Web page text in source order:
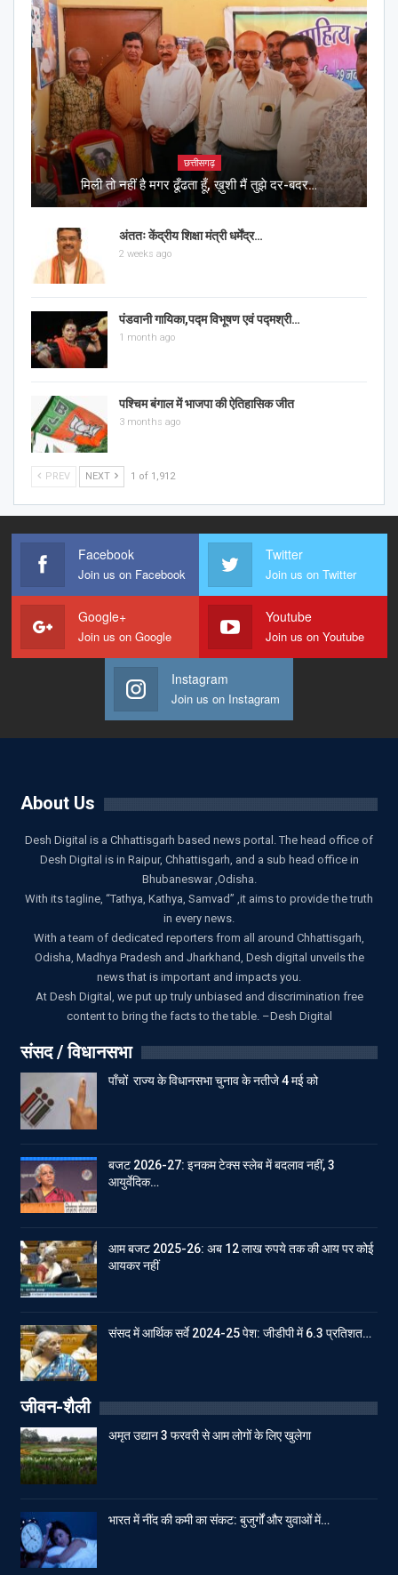
छत्तीसगढ़
मिली तो नहीं है मगर ढूँढता हूँ, ख़ुशी मैं तुझे दर-बदर…
अंततः केंद्रीय शिक्षा मंत्री धर्मेंद्र…
2 weeks ago
पंडवानी गायिका,पद्म विभूषण एवं पद्मश्री…
1 month ago
पश्चिम बंगाल में भाजपा की ऐतिहासिक जीत
3 months ago
PREV NEXT 1 of 1,912
Facebook
Join us on Facebook
Twitter
Join us on Twitter
Google+
Join us on Google
Youtube
Join us on Youtube
Instagram
Join us on Instagram
About Us
Desh Digital is a Chhattisgarh based news portal. The head office of
Desh Digital is in Raipur, Chhattisgarh, and a sub head office in
Bhubaneswar ,Odisha.
With its tagline, “Tathya, Kathya, Samvad” ,it aims to provide the truth
in every news.
With a team of dedicated reporters from all around Chhattisgarh,
Odisha, Madhya Pradesh and Jharkhand, Desh digital unveils the
news that is important and impacts you.
At Desh Digital, we put up truly unbiased and discrimination free
content to bring the facts to the table. –Desh Digital
संसद / विधानसभा
पाँचों राज्य के विधानसभा चुनाव के नतीजे 4 मई को
बजट 2026-27: इनकम टेक्स स्लेब में बदलाव नहीं, 3
आयुर्वेदिक…
आम बजट 2025-26: अब 12 लाख रुपये तक की आय पर कोई
आयकर नहीं
संसद में आर्थिक सर्वे 2024-25 पेश: जीडीपी में 6.3 प्रतिशत…
जीवन-शैली
अमृत उद्यान 3 फरवरी से आम लोगों के लिए खुलेगा
भारत में नींद की कमी का संकट: बुजुर्गों और युवाओं में…